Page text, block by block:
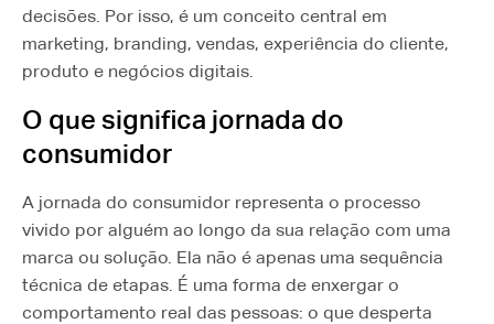
decisões. Por isso, é um conceito central em
marketing, branding, vendas, experiência do cliente,
produto e negócios digitais.
O que significa jornada do
consumidor
A jornada do consumidor representa o processo
vivido por alguém ao longo da sua relação com uma
marca ou solução. Ela não é apenas uma sequência
técnica de etapas. É uma forma de enxergar o
comportamento real das pessoas: o que desperta